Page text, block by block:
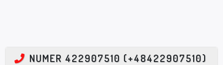
NUMER 422907510 (+48422907510)